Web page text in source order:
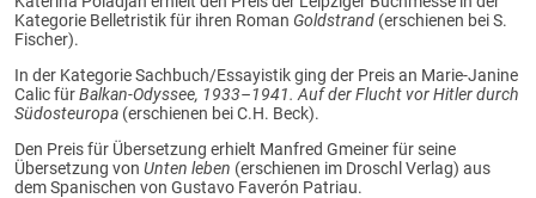
Kategorie Belletristik für ihren Roman Goldstrand (erschienen bei S.
Fischer).
In der Kategorie Sachbuch/Essayistik ging der Preis an Marie-Janine
Calic fürBalkan-Odyssee, 1933–1941. Auf der Flucht vor Hitler durch
Südosteuropa (erschienen bei C.H. Beck).
Den Preis für Übersetzung erhielt Manfred Gmeiner für seine
Übersetzung von Unten leben (erschienen im Droschl Verlag) aus
dem Spanischen von Gustavo Faverón Patriau.